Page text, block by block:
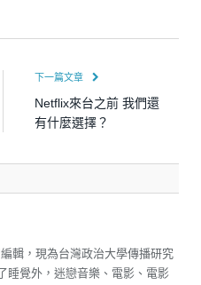
下一篇文章
Netflix來台之前 我們還
有什麼選擇？
輯，現為台灣政治大學傳播研究
睡覺外，迷戀音樂、電影、電影